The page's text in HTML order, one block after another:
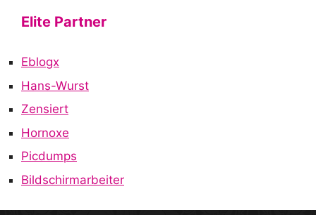
Elite Partner
Eblogx
Hans-Wurst
Zensiert
Hornoxe
Picdumps
Bildschirmarbeiter